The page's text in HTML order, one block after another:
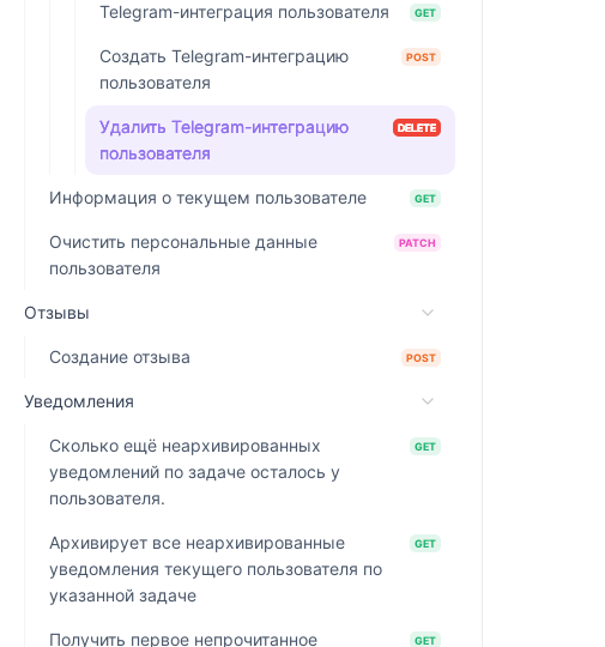
Telegram-интеграция пользователя GET
Создать Telegram-интеграцию
пользователя
POST
Удалить Telegram-интеграцию
пользователя
DELETE
Информация о текущем пользователе GET
Очистить персональные данные
пользователя
PATCH
Отзывы
Создание отзыва POST
Уведомления
Сколько ещё неархивированных
уведомлений по задаче осталось у
пользователя.
GET
Архивирует все неархивированные
уведомления текущего пользователя по
указанной задаче
GET
Получить первое непрочитанное GET